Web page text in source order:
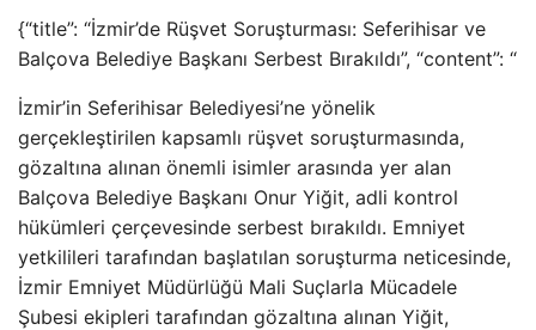
{“title”: “İzmir’de Rüşvet Soruşturması: Seferihisar ve
Balçova Belediye Başkanı Serbest Bırakıldı”, “content”: “
İzmir’in Seferihisar Belediyesi’ne yönelik
gerçekleştirilen kapsamlı rüşvet soruşturmasında,
gözaltına alınan önemli isimler arasında yer alan
Balçova Belediye Başkanı Onur Yiğit, adli kontrol
hükümleri çerçevesinde serbest bırakıldı. Emniyet
yetkilileri tarafından başlatılan soruşturma neticesinde,
İzmir Emniyet Müdürlüğü Mali Suçlarla Mücadele
Şubesi ekipleri tarafından gözaltına alınan Yiğit,